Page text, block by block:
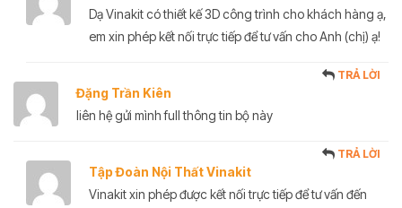
Dạ Vinakit có thiết kế 3D công trình cho khách hàng ạ,
em xin phép kết nối trực tiếp để tư vấn cho Anh (chị) ạ!
Đặng Trần Kiên
TRẢ LỜI
liên hệ gửi mình full thông tin bộ này
Tập Đoàn Nội Thất Vinakit
TRẢ LỜI
Vinakit xin phép được kết nối trực tiếp để tư vấn đến